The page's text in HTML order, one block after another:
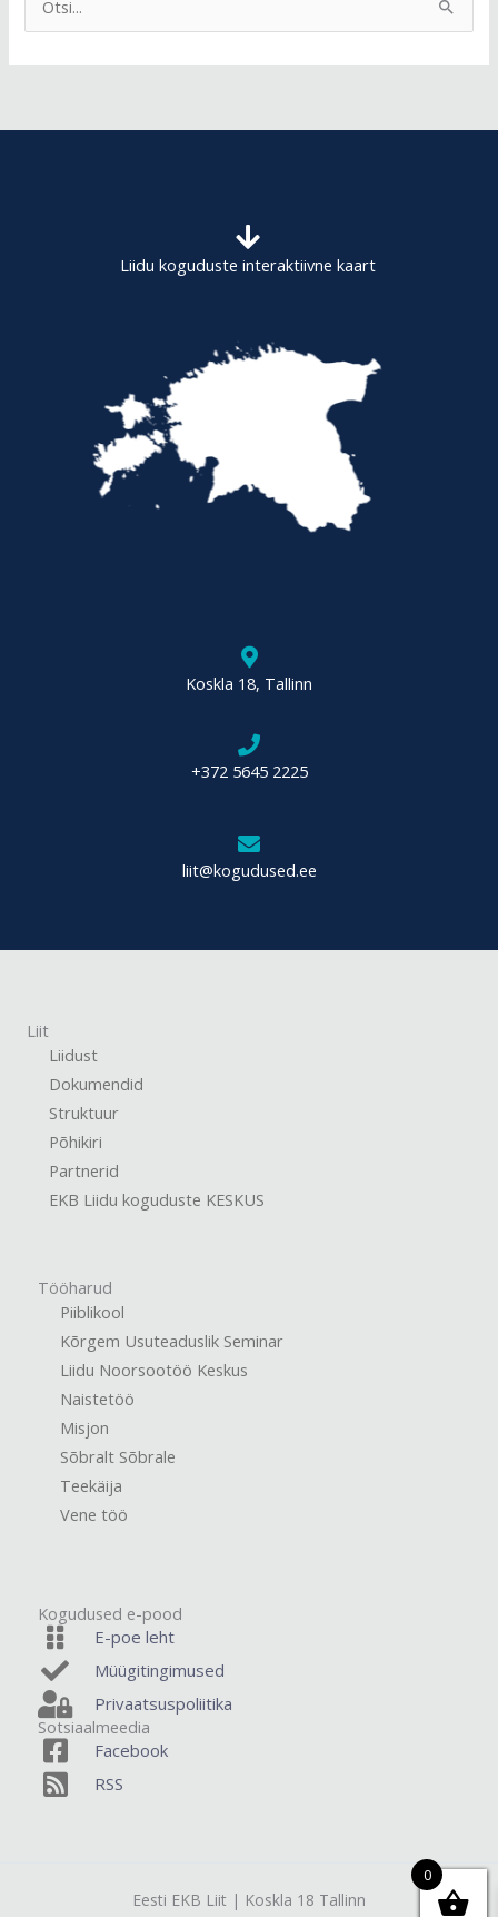
Liidu koguduste interaktiivne kaart
Koskla 18, Tallinn
+372 5645 2225
liit@kogudused.ee
Liit
Liidust
Dokumendid
Struktuur
Põhikiri
Partnerid
EKB Liidu koguduste KESKUS
Tööharud
Piiblikool
Kõrgem Usuteaduslik Seminar
Liidu Noorsootöö Keskus
Naistetöö
Misjon
Sõbralt Sõbrale
Teekäija
Vene töö
Kogudused e-pood
E-poe leht
Müügitingimused
Privaatsuspoliitika
Sotsiaalmeedia
Facebook
RSS
Eesti EKB Liit | Koskla 18 Tallinn
0